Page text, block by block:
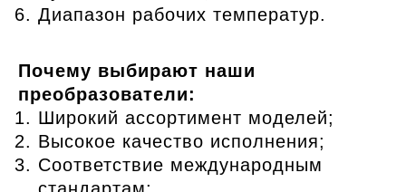
Диапазон рабочих температур.
Почему выбирают наши
преобразователи:
Широкий ассортимент моделей;
Высокое качество исполнения;
Соответствие международным